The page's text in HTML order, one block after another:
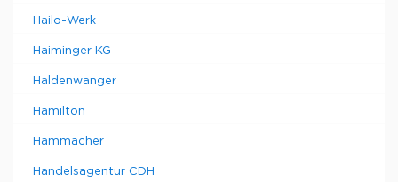
Hailo-Werk
Haiminger KG
Haldenwanger
Hamilton
Hammacher
Handelsagentur CDH